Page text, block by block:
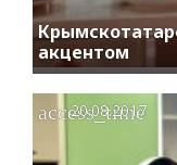
акцентом
access_time
20.08.2017